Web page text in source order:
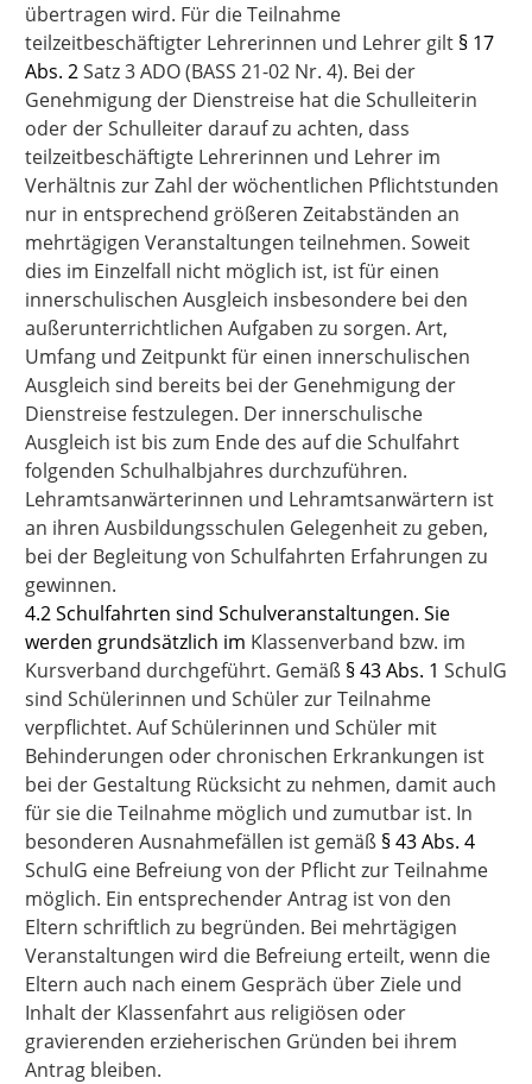
übertragen wird. Für die Teilnahme
teilzeitbeschäftigter Lehrerinnen und Lehrer gilt § 17
Abs. 2Satz 3 ADO (BASS 21-02 Nr. 4). Bei der
Genehmigung der Dienstreise hat die Schulleiterin
oder der Schulleiter darauf zu achten, dass
teilzeitbeschäftigte Lehrerinnen und Lehrer im
Verhältnis zur Zahl der wöchentlichen Pflichtstunden
nur in entsprechend größeren Zeitabständen an
mehrtägigen Veranstaltungen teilnehmen. Soweit
dies im Einzelfall nicht möglich ist, ist für einen
innerschulischen Ausgleich insbesondere bei den
außerunterrichtlichen Aufgaben zu sorgen. Art,
Umfang und Zeitpunkt für einen innerschulischen
Ausgleich sind bereits bei der Genehmigung der
Dienstreise festzulegen. Der innerschulische
Ausgleich ist bis zum Ende des auf die Schulfahrt
folgenden Schulhalbjahres durchzuführen.
Lehramtsanwärterinnen und Lehramtsanwärtern ist
an ihren Ausbildungsschulen Gelegenheit zu geben,
bei der Begleitung von Schulfahrten Erfahrungen zu
gewinnen.
4.2 Schulfahrten sind Schulveranstaltungen. Sie
werden grundsätzlich im Klassenverband bzw. im
Kursverband durchgeführt. Gemäß § 43 Abs. 1 SchulG
sind Schülerinnen und Schüler zur Teilnahme
verpflichtet. Auf Schülerinnen und Schüler mit
Behinderungen oder chronischen Erkrankungen ist
bei der Gestaltung Rücksicht zu nehmen, damit auch
für sie die Teilnahme möglich und zumutbar ist. In
besonderen Ausnahmefällen ist gemäß § 43 Abs. 4
SchulG eine Befreiung von der Pflicht zur Teilnahme
möglich. Ein entsprechender Antrag ist von den
Eltern schriftlich zu begründen. Bei mehrtägigen
Veranstaltungen wird die Befreiung erteilt, wenn die
Eltern auch nach einem Gespräch über Ziele und
Inhalt der Klassenfahrt aus religiösen oder
gravierenden erzieherischen Gründen bei ihrem
Antrag bleiben.